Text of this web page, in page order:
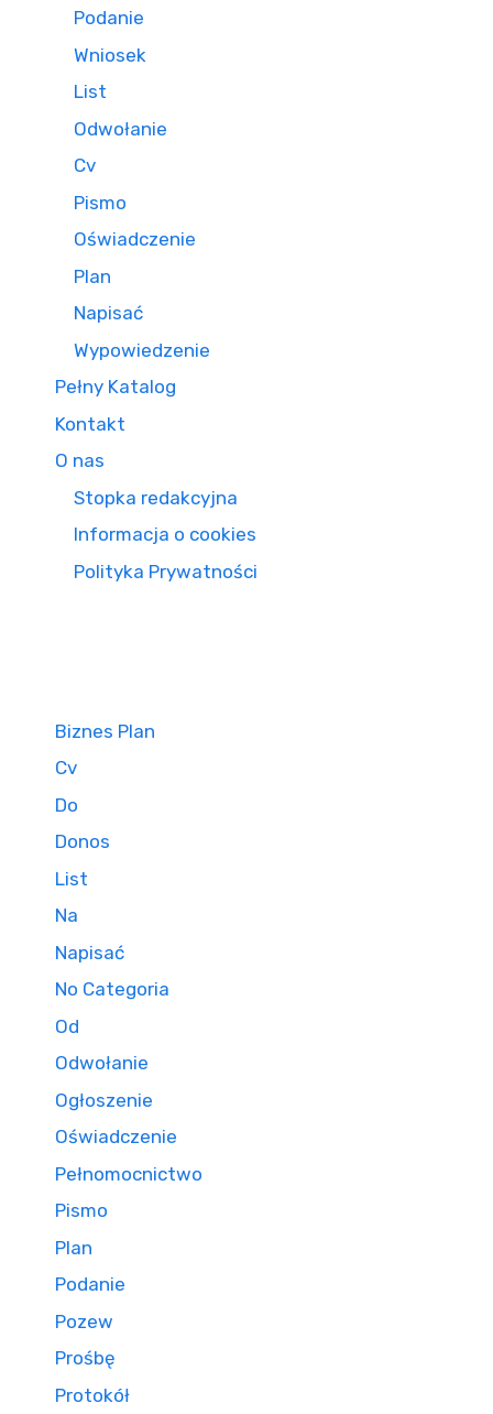
Podanie
Wniosek
List
Odwołanie
Cv
Pismo
Oświadczenie
Plan
Napisać
Wypowiedzenie
Pełny Katalog
Kontakt
O nas
Stopka redakcyjna
Informacja o cookies
Polityka Prywatności
Biznes Plan
Cv
Do
Donos
List
Na
Napisać
No Categoria
Od
Odwołanie
Ogłoszenie
Oświadczenie
Pełnomocnictwo
Pismo
Plan
Podanie
Pozew
Prośbę
Protokół